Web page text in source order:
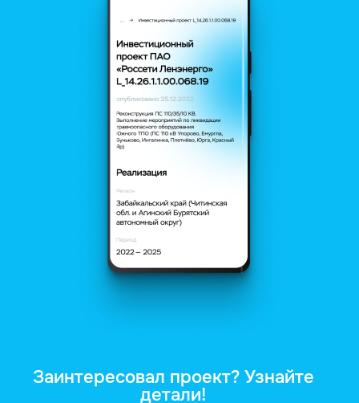
Заинтересовал проект? Узнайте
детали!